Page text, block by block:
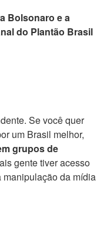
Bolsonaro e a
do Plantão Brasil
Se você quer
um Brasil melhor,
grupos de
gente tiver acesso
manipulação da mídia